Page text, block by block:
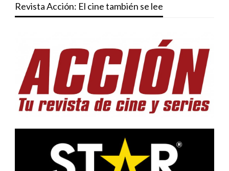
Revista Acción: El cine también se lee